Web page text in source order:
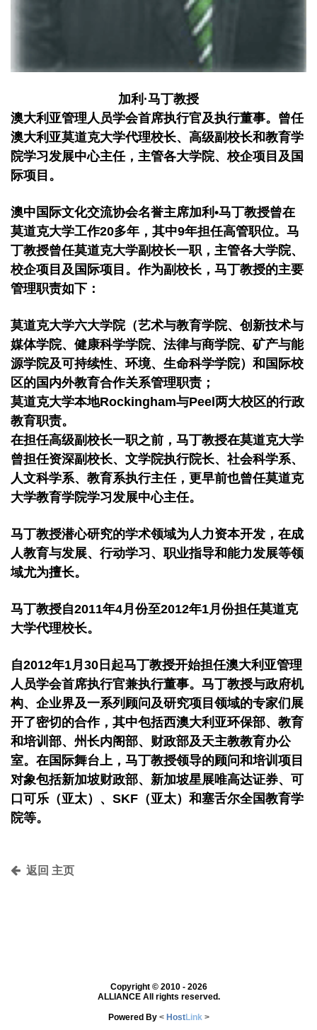
加利·马丁教授
澳大利亚管理人员学会首席执行官及执行董事。曾任
澳大利亚莫道克大学代理校长、高级副校长和教育学
院学习发展中心主任，主管各大学院、校企项目及国
际项目。
澳中国际文化交流协会名誉主席加利•马丁教授曾在
莫道克大学工作20多年，其中9年担任高管职位。马
丁教授曾任莫道克大学副校长一职，主管各大学院、
校企项目及国际项目。作为副校长，马丁教授的主要
管理职责如下：
莫道克大学六大学院（艺术与教育学院、创新技术与
媒体学院、健康科学学院、法律与商学院、矿产与能
源学院及可持续性、环境、生命科学学院）和国际校
区的国内外教育合作关系管理职责；
莫道克大学本地Rockingham与Peel两大校区的行政
教育职责。
在担任高级副校长一职之前，马丁教授在莫道克大学
曾担任资深副校长、文学院执行院长、社会科学系、
人文科学系、教育系执行主任，更早前也曾任莫道克
大学教育学院学习发展中心主任。
马丁教授潜心研究的学术领域为人力资本开发，在成
人教育与发展、行动学习、职业指导和能力发展等领
域尤为擅长。
马丁教授自2011年4月份至2012年1月份担任莫道克
大学代理校长。
自2012年1月30日起马丁教授开始担任澳大利亚管理
人员学会首席执行官兼执行董事。马丁教授与政府机
构、企业界及一系列顾问及研究项目领域的专家们展
开了密切的合作，其中包括西澳大利亚环保部、教育
和培训部、州长内阁部、财政部及天主教教育办公
室。在国际舞台上，马丁教授领导的顾问和培训项目
对象包括新加坡财政部、新加坡星展唯高达证券、可
口可乐（亚太）、SKF（亚太）和塞舌尔全国教育学
院等。
返回 主页
Copyright © 2010 - 2026
ALLIANCE All rights reserved.
Powered By < HostLink >